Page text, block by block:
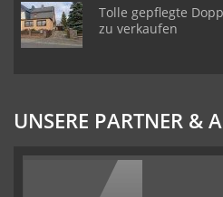
Tolle gepflegte
zu verkaufen
UNSERE PARTNER &